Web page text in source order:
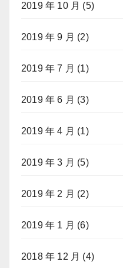
2019 年 10 月 (5)
2019 年 9 月 (2)
2019 年 7 月 (1)
2019 年 6 月 (3)
2019 年 4 月 (1)
2019 年 3 月 (5)
2019 年 2 月 (2)
2019 年 1 月 (6)
2018 年 12 月 (4)